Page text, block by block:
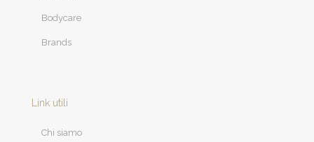
Bodycare
Brands
Link utili
Chi siamo